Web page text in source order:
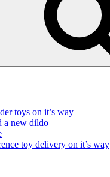
toys on it’s way
a new dildo
toy delivery on it’s way